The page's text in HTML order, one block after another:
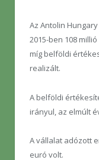
Az Antolin
2015-ben 108
míg belföldi
realizált.
A belföldi
irányul, az elmúlt
A vállalat adózott
euró volt.